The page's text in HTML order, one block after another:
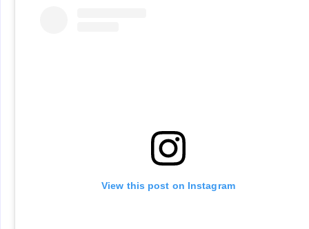
View this post on Instagram